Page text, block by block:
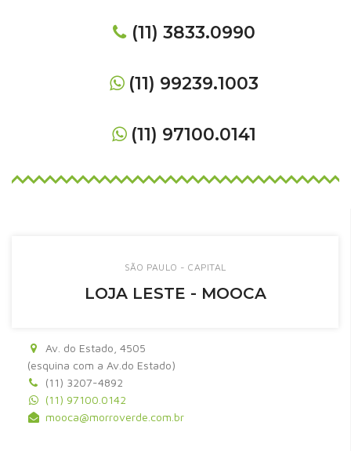
(11) 3833.0990
(11) 99239.1003
(11) 97100.0141
SÃO PAULO - CAPITAL
LOJA LESTE - MOOCA
Av. do Estado, 4505
(esquina com a Av.do Estado)
(11) 3207-4892
(11) 97100.0142
mooca@morroverde.com.br